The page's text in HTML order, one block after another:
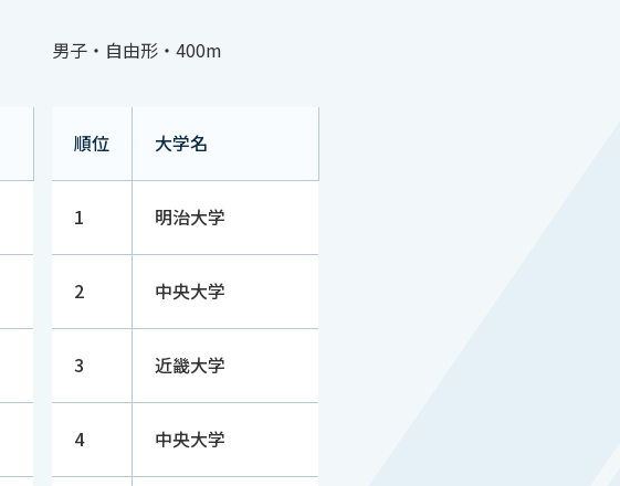
男子・自由形・400m
順位 大学名
1 明治大学
2 中央大学
3 近畿大学
4 中央大学